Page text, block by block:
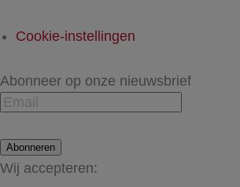
Cookie-instellingen
Abonneer op onze nieuwsbrief
Abonneren
Wij accepteren: